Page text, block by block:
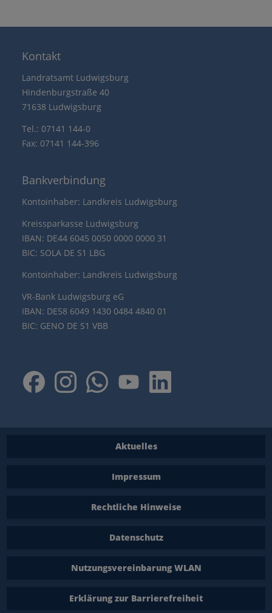
Kontakt
Landratsamt Ludwigsburg
Hindenburgstraße 40
71638 Ludwigsburg
Tel.: 07141 144-0
Fax: 07141 144-396
Bankverbindung
Kontoinhaber: Landkreis Ludwigsburg
Kreissparkasse Ludwigsburg
IBAN: DE44 6045 0050 0000 0000 31
BIC: SOLA DE S1 LBG
Kontoinhaber: Landkreis Ludwigsburg
VR-Bank Ludwigsburg eG
IBAN: DE58 6049 1430 0484 4840 01
BIC: GENO DE S1 VBB
Aktuelles
Impressum
Rechtliche Hinweise
Datenschutz
Nutzungsvereinbarung WLAN
Erklärung zur Barrierefreiheit